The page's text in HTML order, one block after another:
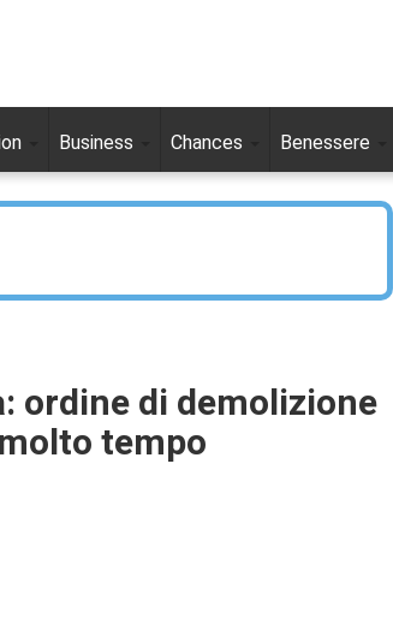
Business Chances Benessere
ordine di demolizione
tempo